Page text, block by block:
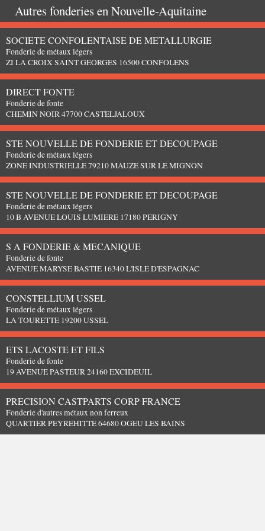
Autres fonderies enNouvelle-Aquitaine
SOCIETE CONFOLENTAISE DE METALLURGIE
Fonderie de métaux légers
ZI LA CROIX SAINT GEORGES 16500 CONFOLENS
DIRECT FONTE
Fonderie de fonte
CHEMIN NOIR 47700 CASTELJALOUX
STE NOUVELLE DE FONDERIE ET DECOUPAGE
Fonderie de métaux légers
ZONE INDUSTRIELLE 79210 MAUZE SUR LE MIGNON
STE NOUVELLE DE FONDERIE ET DECOUPAGE
Fonderie de métaux légers
10 B AVENUE LOUIS LUMIERE 17180 PERIGNY
S A FONDERIE & MECANIQUE
Fonderie de fonte
AVENUE MARYSE BASTIE 16340 L'ISLE D'ESPAGNAC
CONSTELLIUM USSEL
Fonderie de métaux légers
LA TOURETTE 19200 USSEL
ETS LACOSTE ET FILS
Fonderie de fonte
19 AVENUE PASTEUR 24160 EXCIDEUIL
PRECISION CASTPARTS CORP FRANCE
Fonderie d'autres métaux non ferreux
QUARTIER PEYREHITTE 64680 OGEU LES BAINS